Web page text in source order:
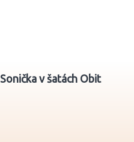
Sonička v šatách Obit